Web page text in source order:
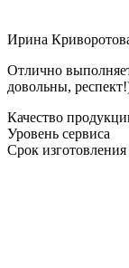
Ирина
Отлично
довольны,
Качество
Уровень сервиса
Срок изготовления